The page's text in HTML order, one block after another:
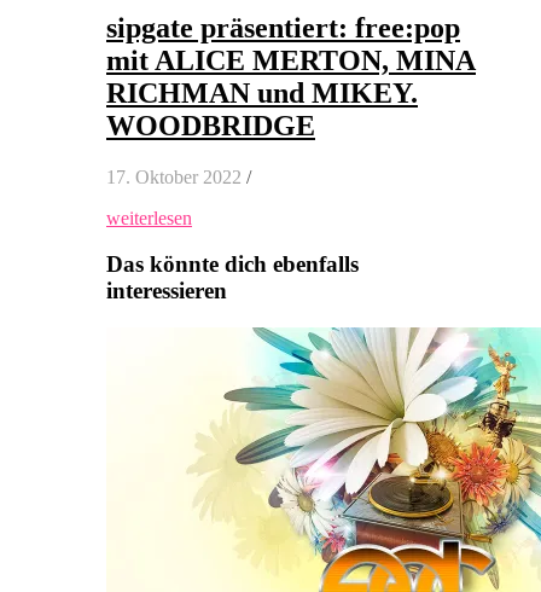
sipgate präsentiert: free:pop
mit ALICE MERTON, MINA
RICHMAN und MIKEY.
WOODBRIDGE
17. Oktober 2022 /
weiterlesen
Das könnte dich ebenfalls
interessieren